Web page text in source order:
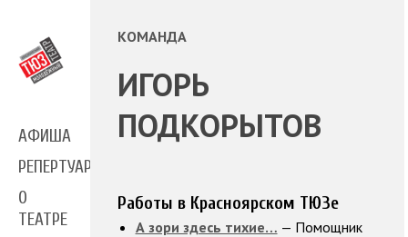
АФИША
РЕПЕРТУАР
О
ТЕАТРЕ
КОМАНДА
ИГОРЬ
ПОДКОРЫТОВ
Работы в Красноярском ТЮЗе
А зори здесь тихие… — Помощник